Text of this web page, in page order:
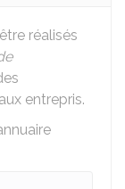
réalisés
entrepris.